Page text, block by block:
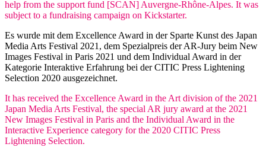
help from the support fund [SCAN] Auvergne-Rhône-Alpes. It was
subject to a fundraising campaign on Kickstarter.
Es wurde mit dem Excellence Award in der Sparte Kunst des Japan
Media Arts Festival 2021, dem Spezialpreis der AR-Jury beim New
Images Festival in Paris 2021 und dem Individual Award in der
Kategorie Interaktive Erfahrung bei der CITIC Press Lightening
Selection 2020 ausgezeichnet.
It has received the Excellence Award in the Art division of the 2021
Japan Media Arts Festival, the special AR jury award at the 2021
New Images Festival in Paris and the Individual Award in the
Interactive Experience category for the 2020 CITIC Press
Lightening Selection.